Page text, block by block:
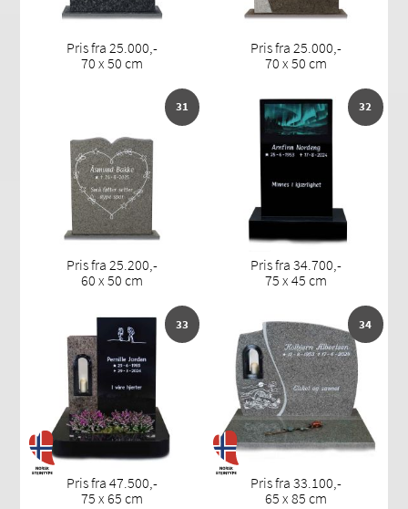
Pris fra 25.000,-
70 x 50 cm
Pris fra 25.000,-
70 x 50 cm
31
Pris fra 25.200,-
60 x 50 cm
32
Pris fra 34.700,-
75 x 45 cm
33
Pris fra 47.500,-
75 x 65 cm
34
Pris fra 33.100,-
65 x 85 cm